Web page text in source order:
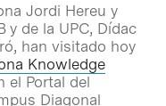
Jordi Hereu y
y de la UPC, Dídac
han visitado hoy
Knowledge
el Portal del
Diagonal